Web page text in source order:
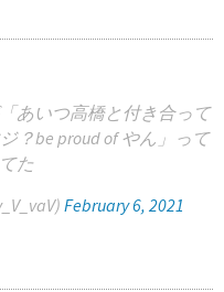
あいつ高橋と付き合って
？be proud of やん」って
た
February 6, 2021